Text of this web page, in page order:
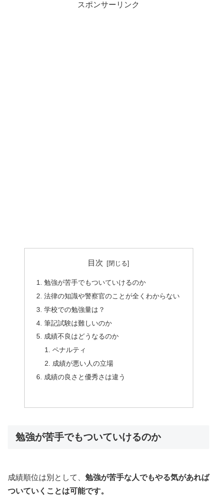
スポンサーリンク
目次
勉強が苦手でもついていけるのか
法律の知識や警察官のことが全くわからない
学校での勉強量は？
筆記試験は難しいのか
成績不良はどうなるのか
ペナルティ
成績が悪い人の立場
成績の良さと優秀さは違う
勉強が苦手でもついていけるのか
成績順位は別として、 勉強が苦手な人でもやる気があれば
ついていくことは可能です。